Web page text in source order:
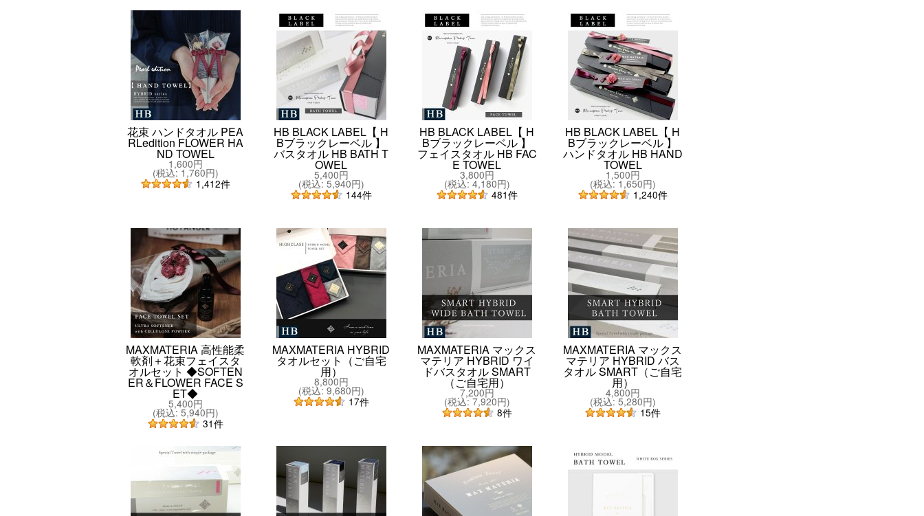
花束 ハンドタオル PEA
RLedition FLOWER HA
ND TOWEL
1,600円
(税込: 1,760円)
1,412件
HB BLACK LABEL【 H
Bブラックレーベル 】
バスタオル HB BATH T
OWEL
5,400円
(税込: 5,940円)
144件
HB BLACK LABEL【 H
Bブラックレーベル 】
フェイスタオル HB FAC
E TOWEL
3,800円
(税込: 4,180円)
481件
HB BLACK LABEL【 H
Bブラックレーベル 】
ハンドタオル HB HAND
TOWEL
1,500円
(税込: 1,650円)
1,240件
MAXMATERIA 高性能柔
軟剤＋花束フェイスタ
オルセット ◆SOFTEN
ER＆FLOWER FACE S
ET◆
5,400円
(税込: 5,940円)
31件
MAXMATERIA HYBRID
タオルセット（ご自宅
用）
8,800円
(税込: 9,680円)
17件
MAXMATERIA マックス
マテリア HYBRID ワイ
ドバスタオル SMART
（ご自宅用）
7,200円
(税込: 7,920円)
8件
MAXMATERIA マックス
マテリア HYBRID バス
タオル SMART（ご自宅
用）
4,800円
(税込: 5,280円)
15件